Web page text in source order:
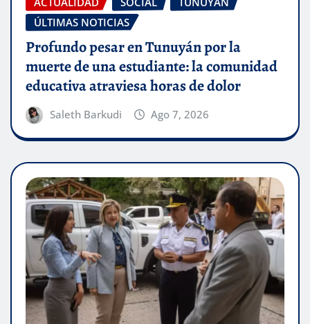
ÚLTIMAS NOTICIAS
Profundo pesar en Tunuyán por la
muerte de una estudiante: la comunidad
educativa atraviesa horas de dolor
Saleth Barkudi Ago 7, 2026